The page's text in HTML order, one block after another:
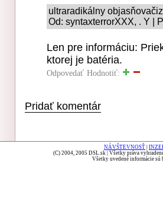
ultraradikálny
Od: syntaxterrorXXX, . Y |
Len pre informáciu:
ktorej je batéria.
Odpovedať Hodnotiť:
Pridať komentár
NÁVŠTEVNOSŤ
(C) 2004, 2005 DSL.sk | Všetky práva
Všetky uvedené informácie sú